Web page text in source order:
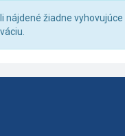
nájdené žiadne